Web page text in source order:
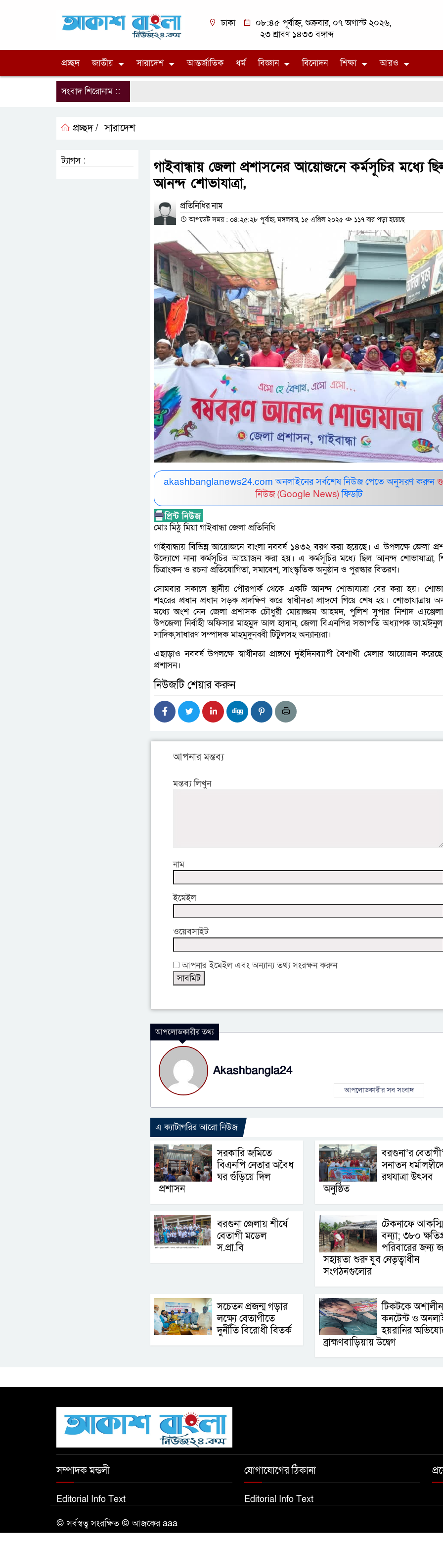
ঢাকা
০৮:৪৫ পূর্বাহ্ন, শুক্রবার, ০৭ অগাস্ট ২০২৬,
২৩ শ্রাবণ ১৪৩৩ বঙ্গাব্দ
প্রচ্ছদ জাতীয় সারাদেশ আন্তর্জাতিক ধর্ম বিজ্ঞান বিনোদন শিক্ষা আরও
সংবাদ শিরোনাম ::
প্রচ্ছদ / সারাদেশ
গাইবান্ধায় জেলা প্রশাসনের আয়োজনে কর্মসূচির মধ্যে
আনন্দ শোভাযাত্রা,
প্রতিনিধির নাম
আপডেট সময় : ০৪:২৫:২৮ পূর্বাহ্ন, মঙ্গলবার, ১৫ এপ্রিল ২০২৫ ১১৭ বার পড়া হয়েছে
akashbanglanews24.com অনলাইনের সর্বশেষ নিউজ পেতে অনুসরণ করুন
নিউজ (Google News) ফিডটি
মোঃ মিঠু মিয়া গাইবান্ধা জেলা প্রতিনিধি
গাইবান্ধায় বিভিন্ন আয়োজনে বাংলা নববর্ষ ১৪৩২ বরণ করা হয়েছে। এ উপলক্ষে জেলা
উদ্যোগে নানা কর্মসূচির আয়োজন করা হয়। এ কর্মসূচির মধ্যে ছিল আনন্দ শোভাযাত্রা,
চিত্রাংকন ও রচনা প্রতিযোগিতা, সমাবেশ, সাংস্কৃতিক অনুষ্ঠান ও পুরস্কার বিতরণ।
সোমবার সকালে স্থানীয় পৌরপার্ক থেকে একটি আনন্দ শোভাযাত্রা বের করা হয়।
শহরের প্রধান প্রধান সড়ক প্রদক্ষিণ করে স্বাধীনতা প্রাঙ্গণে গিয়ে শেষ হয়। শোভাযাত্রায়
মধ্যে অংশ নেন জেলা প্রশাসক চৌধুরী মোয়াজ্জম আহমদ, পুলিশ সুপার নিশাদ
উপজেলা নির্বাহী অফিসার মাহমুদ আল হাসান, জেলা বিএনপির সভাপতি অধ্যাপক ডা.মঈনুল
সাদিক,সাধারণ সম্পাদক মাহমুদুনব্বী টিটুলসহ অন্যান্যরা।
এছাড়াও নববর্ষ উপলক্ষে স্বাধীনতা প্রাঙ্গণে দুইদিনব্যাপী বৈশাখী মেলার আয়োজন
প্রশাসন।
নিউজটি শেয়ার করুন
আপনার মন্তব্য
মন্তব্য লিখুন
নাম
ইমেইল
ওয়েবসাইট
আপনার ইমেইল এবং অন্যান্য তথ্য সংরক্ষন করুন
আপলোডকারীর তথ্য
Akashbangla24
আপলোডকারীর সব সংবাদ
এ ক্যাটাগরির আরো নিউজ
সরকারি জমিতে
বিএনপি নেতার অবৈধ
ঘর গুঁড়িয়ে দিল
প্রশাসন
বরগুনা’র
সনাতন
রথযাত্রা উৎসব
অনুষ্ঠিত
বরগুনা জেলায় শীর্ষে
বেতাগী মডেল
স.প্রা.বি
টেকনাফে
বন্যা; ৩৮০
পরিবারের জন্য
সহায়তা শুরু যুব নেতৃত্বাধীন
সংগঠনগুলোর
সচেতন প্রজন্ম গড়ার
লক্ষ্যে বেতাগীতে
দুর্নীতি বিরোধী বিতর্ক
টিকটকে অশালীন
কনটেন্ট ও
হয়রানির
ব্রাহ্মণবাড়িয়ায় উদ্বেগ
ট্যাগস :
সম্পাদক মন্ডলী
Editorial Info Text
যোগাযোগের ঠিকানা
Editorial Info Text
© সর্বস্বত্ব সংরক্ষিত © আজকের aaa